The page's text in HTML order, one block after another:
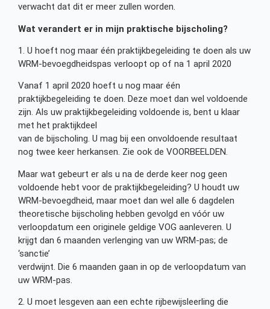
verwacht dat dit er meer zullen worden.
Wat verandert er in mijn praktische bijscholing?
1. U hoeft nog maar één praktijkbegeleiding te doen als uw
WRM-bevoegdheidspas verloopt op of na 1 april 2020
Vanaf 1 april 2020 hoeft u nog maar één
praktijkbegeleiding te doen. Deze moet dan wel voldoende
zijn. Als uw praktijkbegeleiding voldoende is, bent u klaar
met het praktijkdeel
van de bijscholing. U mag bij een onvoldoende resultaat
nog twee keer herkansen. Zie ook de VOORBEELDEN.
Maar wat gebeurt er als u na de derde keer nog geen
voldoende hebt voor de praktijkbegeleiding? U houdt uw
WRM-bevoegdheid, maar moet dan wel alle 6 dagdelen
theoretische bijscholing hebben gevolgd en vóór uw
verloopdatum een originele geldige VOG aanleveren. U
krijgt dan 6 maanden verlenging van uw WRM-pas; de
‘sanctie’
verdwijnt. Die 6 maanden gaan in op de verloopdatum van
uw WRM-pas.
2. U moet lesgeven aan een echte rijbewijsleerling die